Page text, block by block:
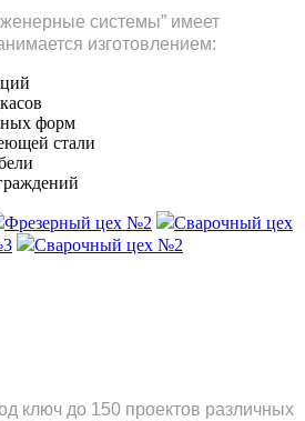
системы” имеет
изготовлением:
форм
стали
Фрезерный цех №2
Сварочный цех
Сварочный цех №2
ключ до 150 проектов различных